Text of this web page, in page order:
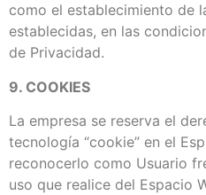
como el establecimiento de
establecidas, en las
de Privacidad.
9. COOKIES
La empresa se reserva el
tecnología “cookie” en el
reconocerlo como Usuario
uso que realice del Espacio